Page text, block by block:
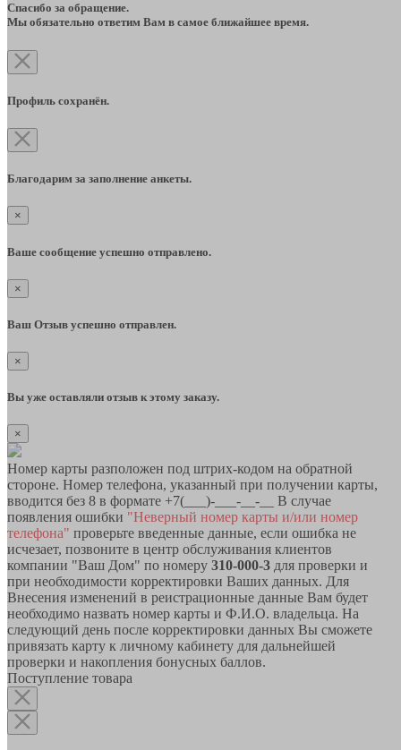
Спасибо за обращение.
Мы обязательно ответим Вам в самое ближайшее время.
Профиль сохранён.
Благодарим за заполнение анкеты.
×
Ваше сообщение успешно отправлено.
×
Ваш Отзыв успешно отправлен.
×
Вы уже оставляли отзыв к этому заказу.
×
Номер карты разположен под штрих-кодом на обратной
стороне. Номер телефона, указанный при получении карты,
вводится без 8 в формате +7(___)-___-__-__ В случае
появления ошибки "Неверный номер карты и/или номер
телефона" проверьте введенные данные, если ошибка не
исчезает, позвоните в центр обслуживания клиентов
компании "Ваш Дом" по номеру 310-000-3 для проверки и
при необходимости корректировки Ваших данных. Для
Внесения изменений в реистрационные данные Вам будет
необходимо назвать номер карты и Ф.И.О. владельца. На
следующий день после корректировки данных Вы сможете
привязать карту к личному кабинету для дальнейшей
проверки и накопления бонусных баллов.
Поступление товара